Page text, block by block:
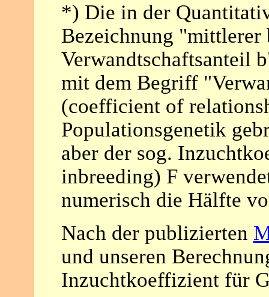
*) Die in der
Bezeichnung "mittlerer
Verwandtschaftsanteil
mit dem Begriff
(coefficient of
Populationsgenetik
aber der sog.
inbreeding) F
numerisch die Hälfte
Nach der publizierten
und unseren
Inzuchtkoeffizient für